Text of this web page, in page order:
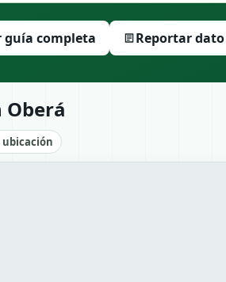
guía completa Reportar dato
Oberá
ubicación